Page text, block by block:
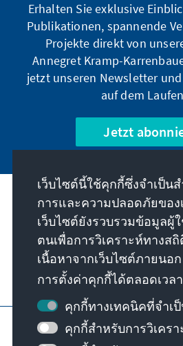
Erhalten Sie exklusive
Publikationen, spannende
Projekte direkt von
Annegret Kramp-
jetzt unseren Newsletter
auf dem
Jetzt
พันธกิจของเรา
ติดต่อ
ข้อเสนออื่นๆ จากมูลนิธิ
ข้อมูลเว็บไซต์
การป้
เงื่อนไขการใช้
เว็บไซต์นี้ใช้คุกกี้ซึ่งจำเป็น
การและความปลอดภัยขอ
เว็บไซต์ยังรวบรวมข้อมูลผู้
ตนเพื่อการวิเคราะห์ทางส
เนื้อหาจากเว็บไซต์ภายนอ
การตั้งค่าคุกกี้ได้ตลอดเวลา
คุกกี้ทางเทคนิคที่จำเ
คุกกี้สำหรับการวิเคร